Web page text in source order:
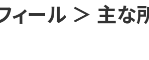
ィール ＞ 主な